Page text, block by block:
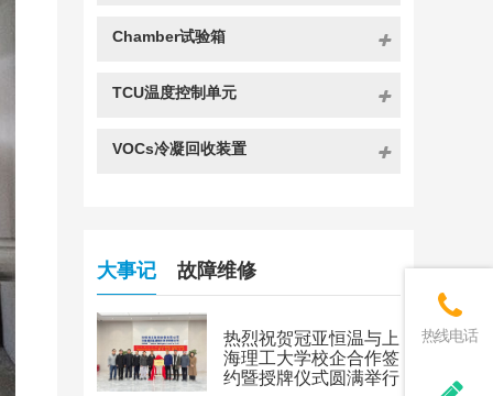
Chamber试验箱
TCU温度控制单元
VOCs冷凝回收装置
大事记 故障维修
热烈祝贺冠亚恒温与上
海理工大学校企合作签
约暨授牌仪式圆满举行
热线电话